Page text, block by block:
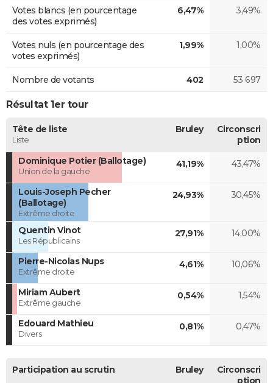
Votes blancs (en pourcentage
des votes exprimés)
6,47% 3,49%
Votes nuls (en pourcentage des
votes exprimés)
1,99% 1,00%
Nombre de votants 402 53 697
Résultat 1er tour
Tête de liste
Liste
Bruley
Circonscri
ption
Dominique Potier (Ballotage)
Union de la gauche
41,19% 43,47%
Louis-Joseph Pecher
(Ballotage)
Extrême droite
24,93% 30,45%
Quentin Vinot
Les Républicains
27,91% 14,00%
Pierre-Nicolas Nups
Extrême droite
4,61% 10,06%
Miriam Aubert
Extrême gauche
0,54% 1,54%
Edouard Mathieu
Divers
0,81% 0,47%
Participation au scrutin Bruley
Circonscri
ption